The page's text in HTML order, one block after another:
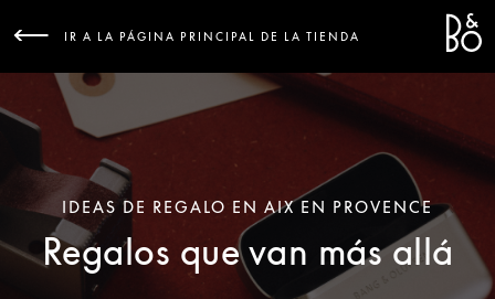
IR A LA PÁGINA PRINCIPAL DE LA TIENDA
IDEAS DE REGALO EN AIX EN PROVENCE
Regalos que van más allá